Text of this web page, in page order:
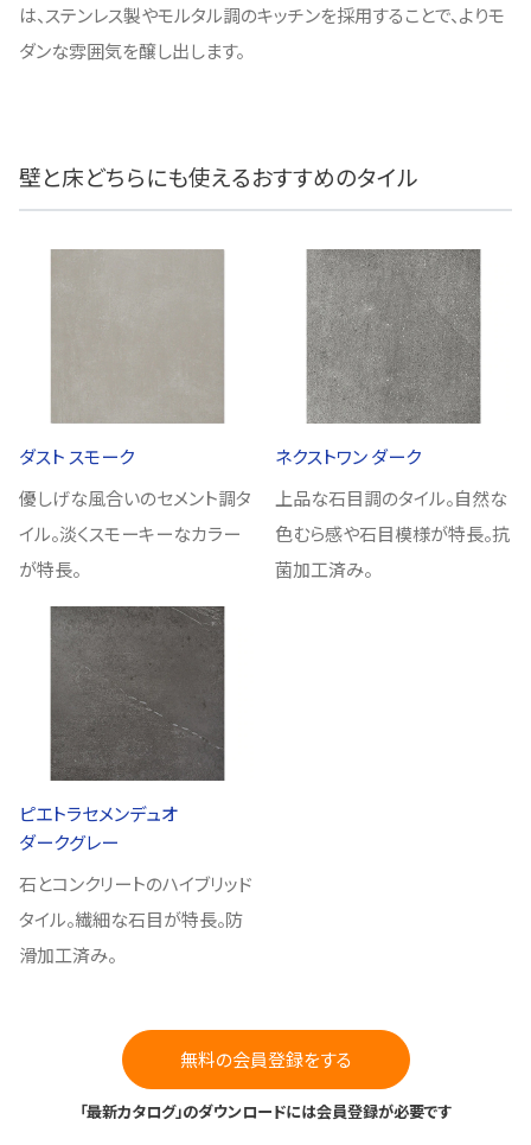
は、ステンレス製やモルタル調のキッチンを採用することで、よりモ
ダンな雰囲気を醸し出します。
壁と床どちらにも使えるおすすめのタイル
ダスト スモーク
優しげな風合いのセメント調タ
イル。淡くスモーキーなカラー
が特長。
ネクストワン ダーク
上品な石目調のタイル。自然な
色むら感や石目模様が特長。抗
菌加工済み。
ピエトラセメンデュオ
ダークグレー
石とコンクリートのハイブリッド
タイル。繊細な石目が特長。防
滑加工済み。
無料の会員登録をする
「最新カタログ」のダウンロードには会員登録が必要です